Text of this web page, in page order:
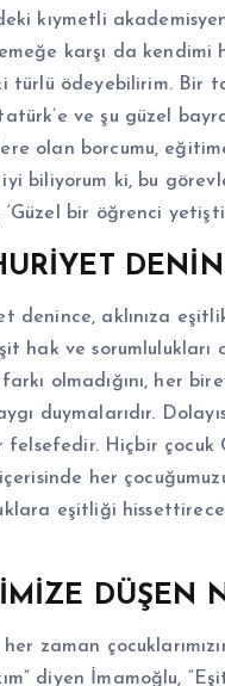
kıymetli
karşı da kendimi
türlü ödeyebilirim. Bir
ve şu güzel
olan borcumu,
iyi biliyorum ki, bu
‘Güzel bir öğrenci
denince, aklınıza
hak ve
olmadığını, her
duymalarıdır.
felsefedir. Hiçbir çocuk
her
eşitliği
DÜŞEN
her zaman
diyen İmamoğlu,